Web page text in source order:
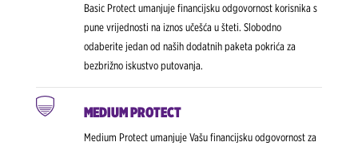
Basic Protect umanjuje financijsku odgovornost korisnika s
pune vrijednosti na iznos učešća u šteti. Slobodno
odaberite jedan od naših dodatnih paketa pokrića za
bezbrižno iskustvo putovanja.
MEDIUM PROTECT
Medium Protect umanjuje Vašu financijsku odgovornost za